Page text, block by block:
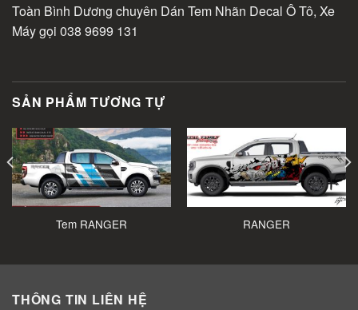
Toàn Bình Dương chuyên Dán Tem Nhãn Decal Ô Tô, Xe
Máy gọi 038 9699 131
SẢN PHẨM TƯƠNG TỰ
Tem RANGER RANGER
THÔNG TIN LIÊN HỆ